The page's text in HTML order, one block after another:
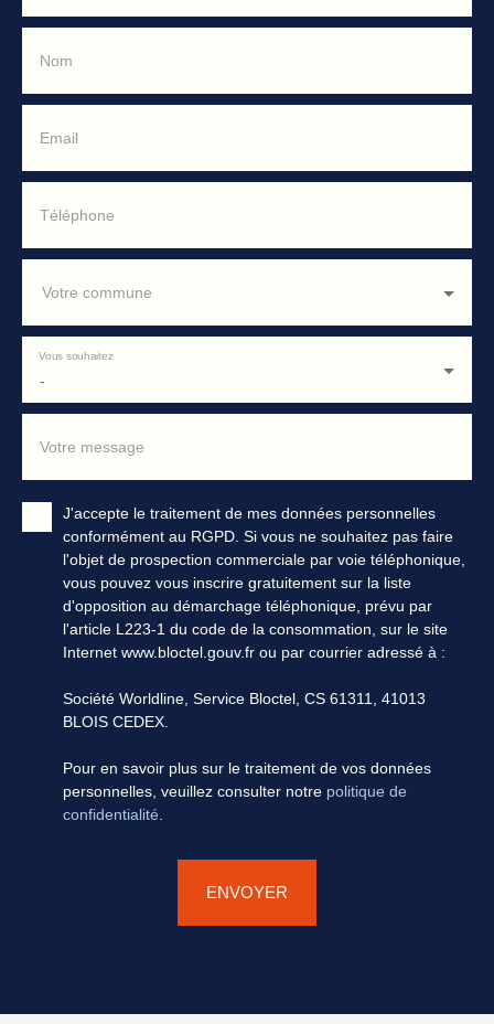
Nom
Email
Téléphone
Votre commune
-
Vous souhaitez
Votre message
J'accepte le traitement de mes données personnelles
conformément au RGPD. Si vous ne souhaitez pas faire
l'objet de prospection commerciale par voie téléphonique,
vous pouvez vous inscrire gratuitement sur la liste
d'opposition au démarchage téléphonique, prévu par
l'article L223-1 du code de la consommation, sur le site
Internet www.bloctel.gouv.fr ou par courrier adressé à :
Société Worldline, Service Bloctel, CS 61311, 41013
BLOIS CEDEX.
Pour en savoir plus sur le traitement de vos données
personnelles, veuillez consulter notre politique de
confidentialité
ENVOYER